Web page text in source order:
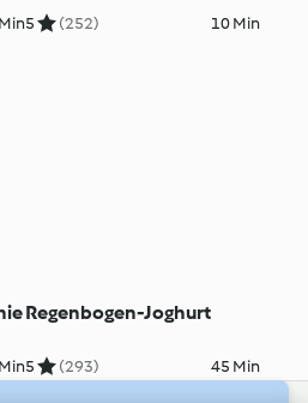
5 (252) 10 Min
Regenbogen-Joghurt
5 (293) 45 Min